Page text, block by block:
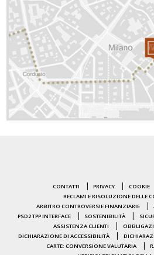
CONTATTI PRIVACY COOKIE
RECLAMI E RISOLUZIONE DELLE
ARBITRO CONTROVERSIE FINANZIARIE
PSD2 TPP INTERFACE
SOSTENIBILITÀ
ASSISTENZA CLIENTI
DICHIARAZIONE DI ACCESSIBILITÀ
CARTE: CONVERSIONE VALUTARIA